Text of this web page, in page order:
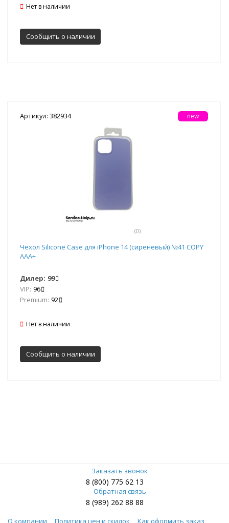
Нет в наличии
Сообщить о наличии
Артикул: 382934
(0)
new
Чехол Silicone Case для iPhone 14 (сиреневый) №41 COPY
AAA+
Дилер: 99
VIP: 96
Premium: 92
Нет в наличии
Сообщить о наличии
Заказать звонок
8 (800) 775 62 13
Обратная связь
8 (989) 262 88 88
О компании Политика цен и скидок Как оформить заказ